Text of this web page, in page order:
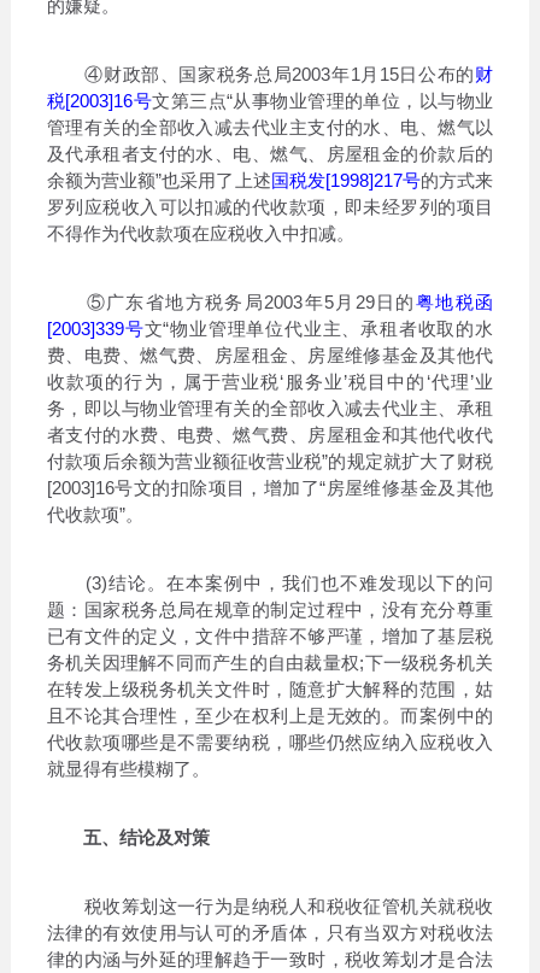
的嫌疑。
④财政部、国家税务总局2003年1月15日公布的财
税[2003]16号文第三点“从事物业管理的单位，以与物业
管理有关的全部收入减去代业主支付的水、电、燃气以
及代承租者支付的水、电、燃气、房屋租金的价款后的
余额为营业额”也采用了上述国税发[1998]217号的方式来
罗列应税收入可以扣减的代收款项，即未经罗列的项目
不得作为代收款项在应税收入中扣减。
⑤广东省地方税务局2003年5月29日的粤地税函
[2003]339号文“物业管理单位代业主、承租者收取的水
费、电费、燃气费、房屋租金、房屋维修基金及其他代
收款项的行为，属于营业税‘服务业’税目中的‘代理’业
务，即以与物业管理有关的全部收入减去代业主、承租
者支付的水费、电费、燃气费、房屋租金和其他代收代
付款项后余额为营业额征收营业税”的规定就扩大了财税
[2003]16号文的扣除项目，增加了“房屋维修基金及其他
代收款项”。
(3)结论。在本案例中，我们也不难发现以下的问
题：国家税务总局在规章的制定过程中，没有充分尊重
已有文件的定义，文件中措辞不够严谨，增加了基层税
务机关因理解不同而产生的自由裁量权;下一级税务机关
在转发上级税务机关文件时，随意扩大解释的范围，姑
且不论其合理性，至少在权利上是无效的。而案例中的
代收款项哪些是不需要纳税，哪些仍然应纳入应税收入
就显得有些模糊了。
五、结论及对策
税收筹划这一行为是纳税人和税收征管机关就税收
法律的有效使用与认可的矛盾体，只有当双方对税收法
律的内涵与外延的理解趋于一致时，税收筹划才是合法